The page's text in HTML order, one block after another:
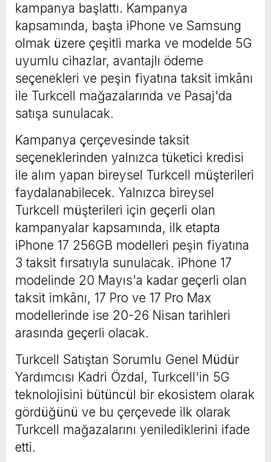
kampanya başlattı. Kampanya
kapsamında, başta iPhone ve Samsung
olmak üzere çeşitli marka ve modelde 5G
uyumlu cihazlar, avantajlı ödeme
seçenekleri ve peşin fiyatına taksit imkânı
ile Turkcell mağazalarında ve Pasaj'da
satışa sunulacak.
Kampanya çerçevesinde taksit
seçeneklerinden yalnızca tüketici kredisi
ile alım yapan bireysel Turkcell müşterileri
faydalanabilecek. Yalnızca bireysel
Turkcell müşterileri için geçerli olan
kampanyalar kapsamında, ilk etapta
iPhone 17 256GB modelleri peşin fiyatına
3 taksit fırsatıyla sunulacak. iPhone 17
modelinde 20 Mayıs'a kadar geçerli olan
taksit imkânı, 17 Pro ve 17 Pro Max
modellerinde ise 20-26 Nisan tarihleri
arasında geçerli olacak.
Turkcell Satıştan Sorumlu Genel Müdür
Yardımcısı Kadri Özdal, Turkcell'in 5G
teknolojisini bütüncül bir ekosistem olarak
gördüğünü ve bu çerçevede ilk olarak
Turkcell mağazalarını yenilediklerini ifade
etti.